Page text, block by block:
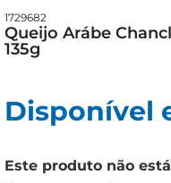
1729682
Queijo Arábe
135g
Disponível
Este produto não
queijo
azeite
cerveja